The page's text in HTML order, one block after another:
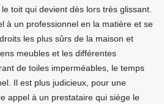
toit qui devient dès lors très glissant.
à un professionnel en la matière et se
les plus sûrs de la maison et
meubles et les différentes
de toiles imperméables, le temps
Il est plus judicieux, pour une
appel à un prestataire qui siège le